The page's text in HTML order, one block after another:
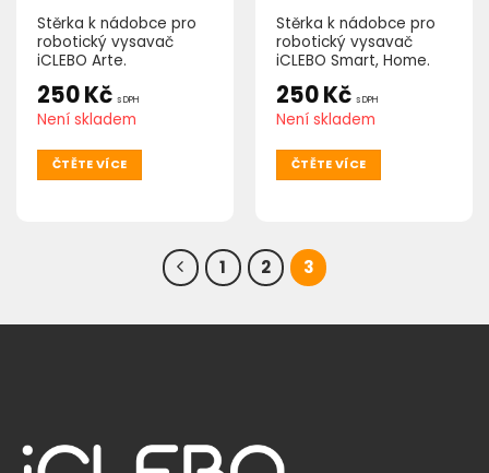
Stěrka k nádobce pro
robotický vysavač
iCLEBO Arte.
250Kč s DPH
Není skladem
ČTĚTE VÍCE
Stěrka k nádobce pro
robotický vysavač
iCLEBO Smart, Home.
250Kč s DPH
Není skladem
ČTĚTE VÍCE
1 2 3